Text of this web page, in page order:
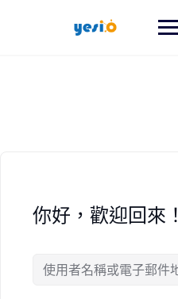
你好，歡迎回來！